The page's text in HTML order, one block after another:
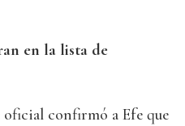
en la lista de
confirmó a Efe que